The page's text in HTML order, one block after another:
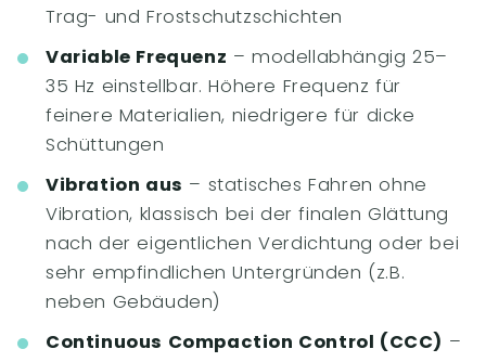
Trag- und Frostschutzschichten
Variable Frequenz – modellabhängig 25–
35 Hz einstellbar. Höhere Frequenz für
feinere Materialien, niedrigere für dicke
Schüttungen
Vibration aus – statisches Fahren ohne
Vibration, klassisch bei der finalen Glättung
nach der eigentlichen Verdichtung oder bei
sehr empfindlichen Untergründen (z.B.
neben Gebäuden)
Continuous Compaction Control (CCC) –